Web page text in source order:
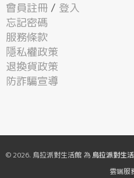
會員註冊 / 登入
忘記密碼
服務條款
隱私權政策
退換貨政策
防詐騙宣導
© 2026. 烏拉派對生活館 為 烏拉派對生
雲端服